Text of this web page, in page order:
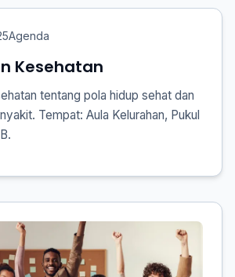
Agenda
Kesehatan
tentang pola hidup sehat dan
Tempat: Aula Kelurahan, Pukul